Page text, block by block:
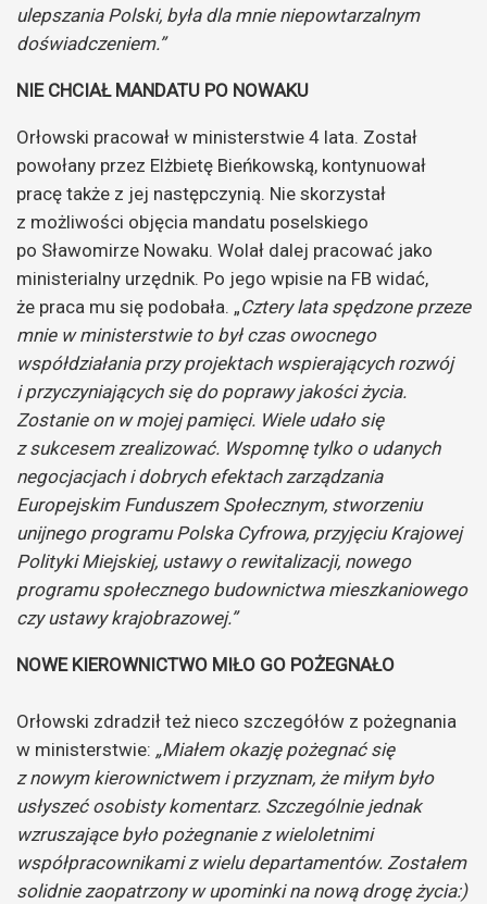
ulepszania Polski, była dla mnie niepowtarzalnym
doświadczeniem.”
NIE CHCIAŁ MANDATU PO NOWAKU
Orłowski pracował w ministerstwie 4 lata. Został
powołany przez Elżbietę Bieńkowską, kontynuował
pracę także z jej następczynią. Nie skorzystał
z możliwości objęcia mandatu poselskiego
po Sławomirze Nowaku. Wolał dalej pracować jako
ministerialny urzędnik. Po jego wpisie na FB widać,
że praca mu się podobała. „Cztery lata spędzone przeze
mnie w ministerstwie to był czas owocnego
współdziałania przy projektach wspierających rozwój
i przyczyniających się do poprawy jakości życia.
Zostanie on w mojej pamięci. Wiele udało się
z sukcesem zrealizować. Wspomnę tylko o udanych
negocjacjach i dobrych efektach zarządzania
Europejskim Funduszem Społecznym, stworzeniu
unijnego programu Polska Cyfrowa, przyjęciu Krajowej
Polityki Miejskiej, ustawy o rewitalizacji, nowego
programu społecznego budownictwa mieszkaniowego
czy ustawy krajobrazowej.”
NOWE KIEROWNICTWO MIŁO GO POŻEGNAŁO
Orłowski zdradził też nieco szczegółów z pożegnania
w ministerstwie: „Miałem okazję pożegnać się
z nowym kierownictwem i przyznam, że miłym było
usłyszeć osobisty komentarz. Szczególnie jednak
wzruszające było pożegnanie z wieloletnimi
współpracownikami z wielu departamentów. Zostałem
solidnie zaopatrzony w upominki na nową drogę życia:)